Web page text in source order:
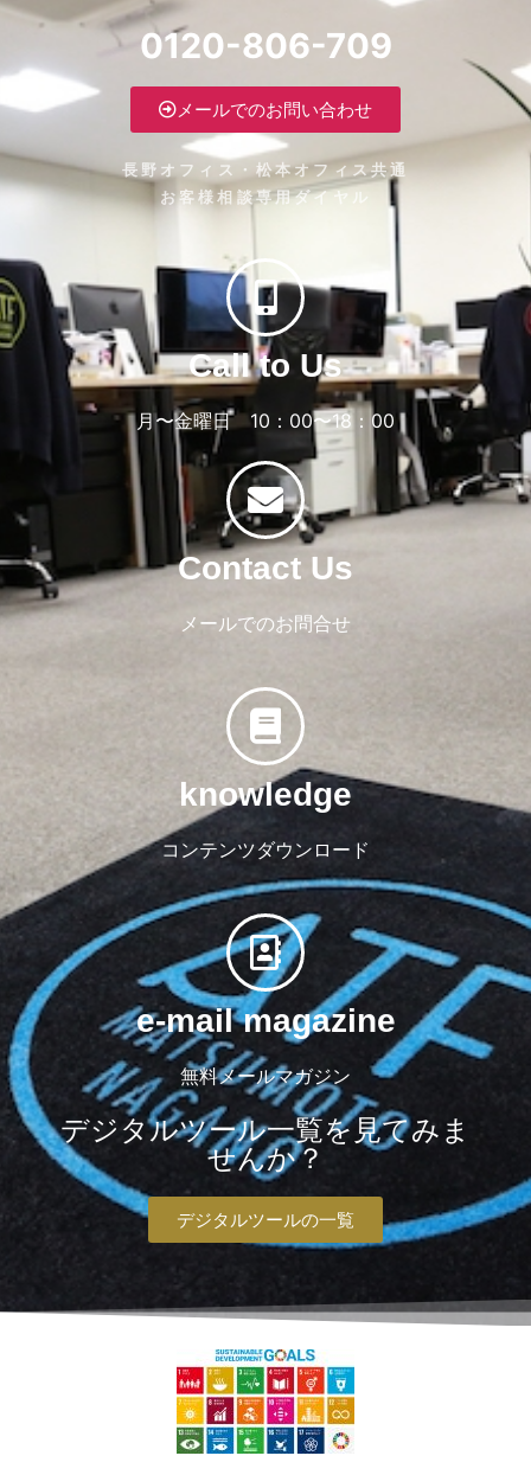
0120-806-709
メールでのお問い合わせ
長野オフィス・松本オフィス共通
お客様相談専用ダイヤル
Call to Us
月〜金曜日 10：00〜18：00
Contact Us
メールでのお問合せ
knowledge
コンテンツダウンロード
e-mail magazine
無料メールマガジン
デジタルツール一覧を見てみま
せんか？
デジタルツールの一覧